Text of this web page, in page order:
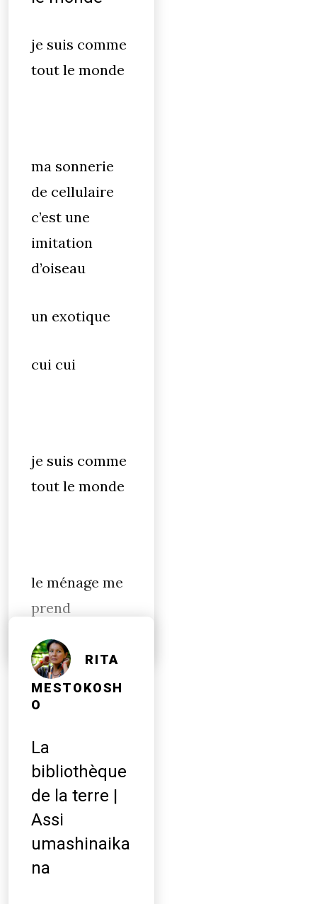
je suis comme
tout le monde
ma sonnerie
de cellulaire
c’est une
imitation
d’oiseau
un exotique
cui cui
je suis comme
tout le monde
le ménage me
prend
RITA
MESTOKOSH
O
La
bibliothèque
de la terre |
Assi
umashinaika
na